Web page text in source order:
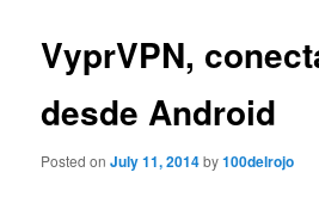
VyprVPN,
desde Android
Posted onJuly 11, 2014by100delrojo